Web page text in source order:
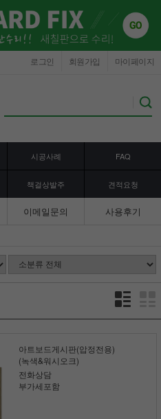
마이페이지
회원가입
로그인
시공사례 FAQ
책걸상발주 견적요청
이메일문의 사용후기
아트보드게시판(압정전용)
(녹색&워시오크)
전화상담
부가세포함